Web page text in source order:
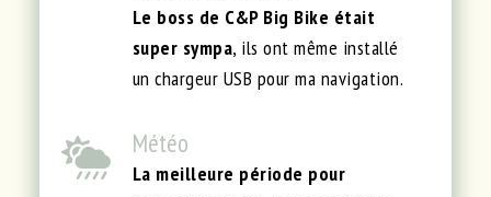
Le boss de C&P Big Bike était
super sympa, ils ont même installé
un chargeur USB pour ma navigation.
Météo
La meilleure période pour